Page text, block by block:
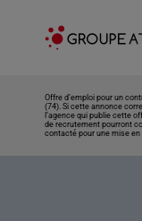
Offre d’emploi pour un
(74). Si cette annonce
l’agence qui publie cette
de recrutement pourront
contacté pour une mise en